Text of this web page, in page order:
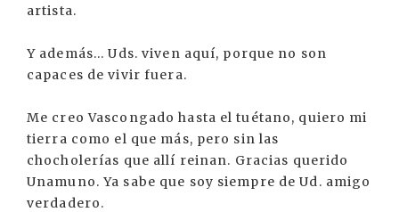
artista.
Y además... Uds. viven aquí, porque no son
capaces de vivir fuera.
Me creo Vascongado hasta el tuétano, quiero mi
tierra como el que más, pero sin las
chocholerías que allí reinan. Gracias querido
Unamuno. Ya sabe que soy siempre de Ud. amigo
verdadero.